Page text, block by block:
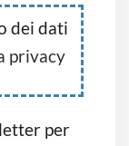
dei dati
privacy
per